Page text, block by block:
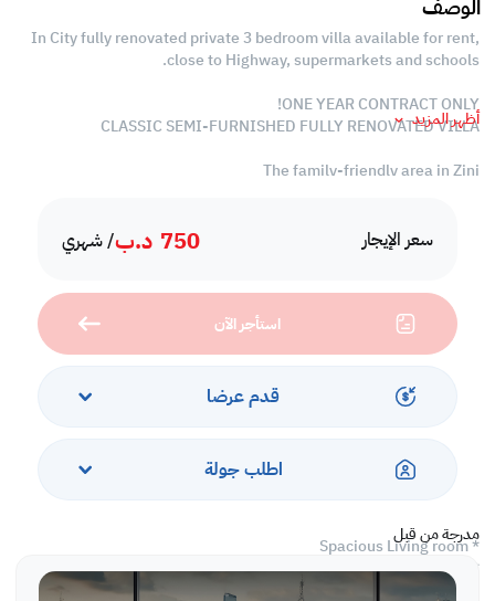
سعر الإيجار 750 د.ب/ شهري
استأجر الآن
قدم عرضا
اطلب جولة
مدرجة من قبل
الوصف
In City fully renovated private 3 bedroom villa available for rent,
close to Highway, supermarkets and schools.
ONE YEAR CONTRACT ONLY!
CLASSIC SEMI-FURNISHED FULLY RENOVATED VILLA
The family-friendly area in Zinj
Price – 700 BHD exclusive EWA
* Spacious Living room
* Guest Toilet
أظهر المزيد